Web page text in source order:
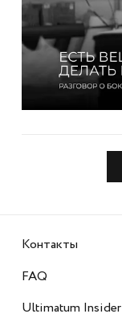
Контакты
FAQ
Ultimatum Insider